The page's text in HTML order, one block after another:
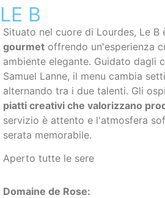
LE B
Situato nel cuore di Lourdes, Le B
gourmet offrendo un'esperienza
ambiente elegante. Guidato dagli
Samuel Lanne, il menu cambia
alternando tra i due talenti. Gli
piatti creativi che valorizzano
servizio è attento e l'atmosfera
serata memorabile.
Aperto tutte le sere
Domaine de Rose: